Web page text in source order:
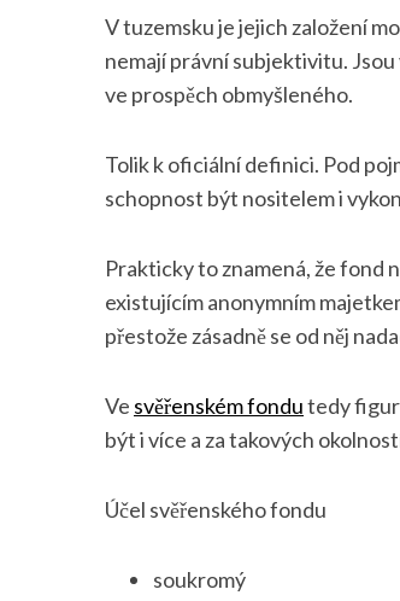
V tuzemsku je jejich založení
nemají právní subjektivitu. Jsou
ve prospěch obmyšleného.
Tolik k oficiální definici. Pod
schopnost být nositelem i
Prakticky to znamená, že fond
existujícím anonymním
přestože zásadně se od něj
Ve svěřenském fondutedy
být i více a za takových
Účel svěřenského fondu
soukromý